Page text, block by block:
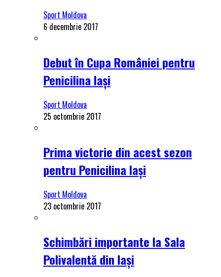
Sport Moldova
6 decembrie 2017
Debut în Cupa României pentru
Penicilina Iași
Sport Moldova
25 octombrie 2017
Prima victorie din acest sezon
pentru Penicilina Iași
Sport Moldova
23 octombrie 2017
Schimbări importante la Sala
Polivalentă din Iași